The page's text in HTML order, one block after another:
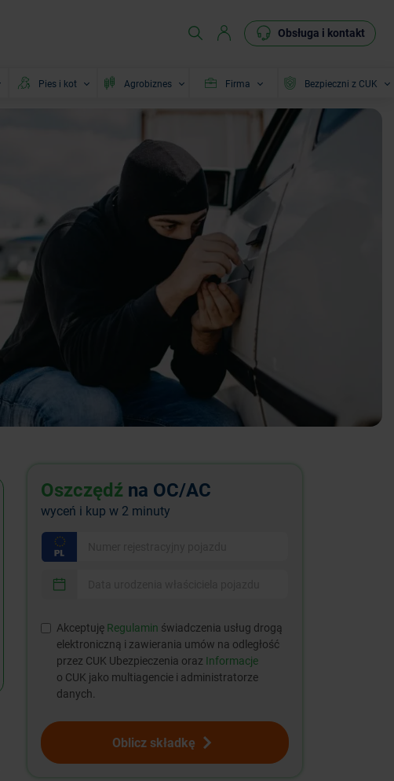
Obsługa i kontakt
Pies i kot Agrobiznes Firma Bezpieczni z CUK
Oszczędź na OC/AC
wyceń i kup w 2 minuty
Akceptuję Regulamin świadczenia usług drogą
elektroniczną i zawierania umów na odległość
przez CUK Ubezpieczenia oraz Informacje
o CUK jako multiagencie i administratorze
danych.
Oblicz składkę